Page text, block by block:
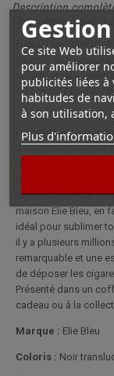
Ce site Web
pour améliorer
publicités liées à
habitudes de
à son utilisation,
Plus
Description
Obsidienne Noire –
Élégant cendrier
Sculpté dans une
la main et sa
d’accessoires
Ce cendrier pour
d’exception, conçue
par la profondeur de
Son design ovale et
maison Elie Bleu, en
idéal pour sublimer
il y a plusieurs
remarquable et une
de déposer les
Présenté dans un
cadeau ou à la
Marque : Elie Bleu
Coloris : Noir